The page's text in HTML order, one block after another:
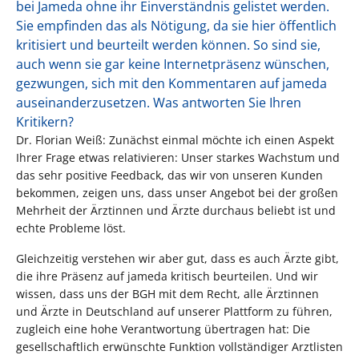
bei Jameda ohne ihr Einverständnis gelistet werden.
Sie empfinden das als Nötigung, da sie hier öffentlich
kritisiert und beurteilt werden können. So sind sie,
auch wenn sie gar keine Internetpräsenz wünschen,
gezwungen, sich mit den Kommentaren auf jameda
auseinanderzusetzen. Was antworten Sie Ihren
Kritikern?
Dr. Florian Weiß: Zunächst einmal möchte ich einen Aspekt
Ihrer Frage etwas relativieren: Unser starkes Wachstum und
das sehr positive Feedback, das wir von unseren Kunden
bekommen, zeigen uns, dass unser Angebot bei der großen
Mehrheit der Ärztinnen und Ärzte durchaus beliebt ist und
echte Probleme löst.
Gleichzeitig verstehen wir aber gut, dass es auch Ärzte gibt,
die ihre Präsenz auf jameda kritisch beurteilen. Und wir
wissen, dass uns der BGH mit dem Recht, alle Ärztinnen
und Ärzte in Deutschland auf unserer Plattform zu führen,
zugleich eine hohe Verantwortung übertragen hat: Die
gesellschaftlich erwünschte Funktion vollständiger Arztlisten